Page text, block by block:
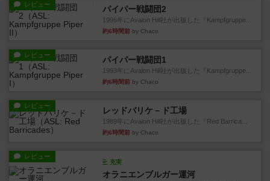
レビュー パイパー戦闘団2
1996年にAvalon Hill社が出版した『Kampfgruppe...
約6時間前 by Chaco
レビュー パイパー戦闘団1
1993年にAvalon Hill社が出版した『Kampfgruppe...
約6時間前 by Chaco
レビュー レッドバリケ－ド工場
1989年にAvalon Hill社が出版した『Red Barrica...
約6時間前 by Chaco
レビュー
充実
オラニエンブルガー運河